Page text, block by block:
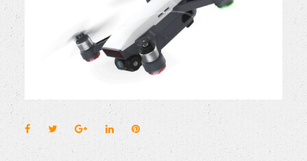
FacebookTwitterGoogle+LinkedInPinterest